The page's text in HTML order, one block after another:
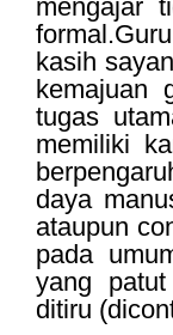
mengajar
kasih
kemajuan
tugas
memiliki
daya
ataupun
pada
yang patut
ditiru